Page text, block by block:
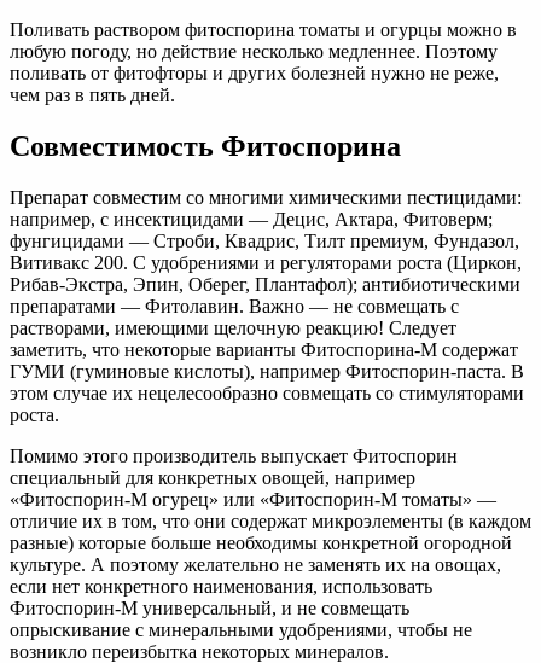
Поливать раствором фитоспорина томаты и огурцы можно в
любую погоду, но действие несколько медленнее. Поэтому
поливать от фитофторы и других болезней нужно не реже,
чем раз в пять дней.
Совместимость Фитоспорина
Препарат совместим со многими химическими пестицидами:
например, с инсектицидами — Децис, Актара, Фитоверм;
фунгицидами — Строби, Квадрис, Тилт премиум, Фундазол,
Витивакс 200. С удобрениями и регуляторами роста (Циркон,
Рибав-Экстра, Эпин, Оберег, Плантафол); антибиотическими
препаратами — Фитолавин. Важно — не совмещать с
растворами, имеющими щелочную реакцию! Следует
заметить, что некоторые варианты Фитоспорина-М содержат
ГУМИ (гуминовые кислоты), например Фитоспорин-паста. В
этом случае их нецелесообразно совмещать со стимуляторами
роста.
Помимо этого производитель выпускает Фитоспорин
специальный для конкретных овощей, например
«Фитоспорин-М огурец» или «Фитоспорин-М томаты» —
отличие их в том, что они содержат микроэлементы (в каждом
разные) которые больше необходимы конкретной огородной
культуре. А поэтому желательно не заменять их на овощах,
если нет конкретного наименования, использовать
Фитоспорин-М универсальный, и не совмещать
опрыскивание с минеральными удобрениями, чтобы не
возникло переизбытка некоторых минералов.